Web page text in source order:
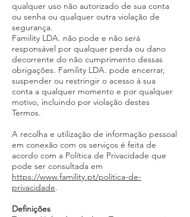
qualquer uso não autorizado de sua conta
ou senha ou qualquer outra violação de
segurança.
Famility LDA. não pode e não será
responsável por qualquer perda ou dano
decorrente do não cumprimento dessas
obrigações. Famility LDA. pode encerrar,
suspender ou restringir o acesso à sua
conta a qualquer momento e por qualquer
motivo, incluindo por violação destes
Termos.
A recolha e utilização de informação pessoal
em conexão com os serviços é feita de
acordo com a Política de Privacidade que
pode ser consultada em
https://www.famility.pt/politica-de-
privacidade.
Definições